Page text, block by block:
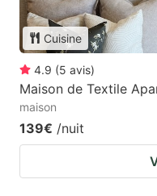
Cuisine
4.9 (5 avis)
Maison de Textile
maison
139€ /nuit